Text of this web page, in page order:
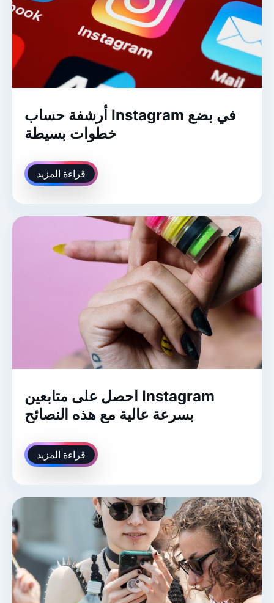
أرشفة حساب Instagram في بضع
خطوات بسيطة
قراءة المزيد
احصل على متابعين Instagram
بسرعة عالية مع هذه النصائح
قراءة المزيد